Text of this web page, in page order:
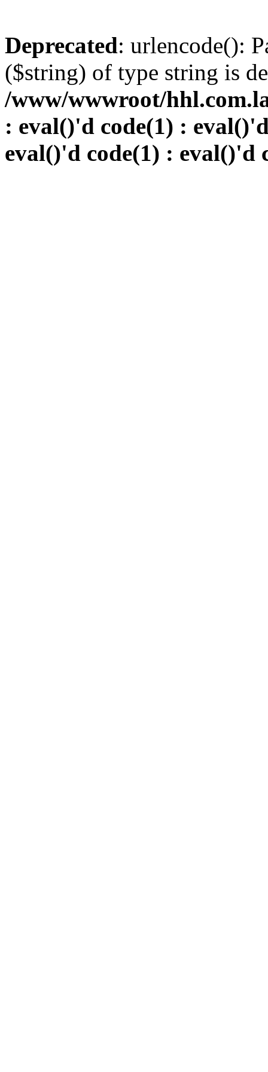
Deprecated: urlencode():
($string) of type string is
/www/wwwroot/
: eval()'d code(1) :
eval()'d code(1) : eval()'d